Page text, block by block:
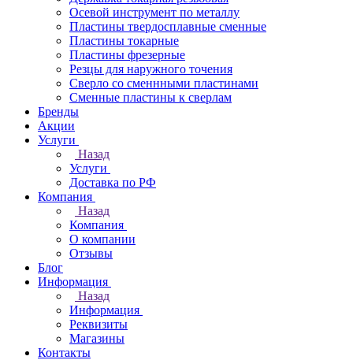
Осевой инструмент по металлу
Пластины твердосплавные сменные
Пластины токарные
Пластины фрезерные
Резцы для наружного точения
Сверло со сменнными пластинами
Сменные пластины к сверлам
Бренды
Акции
Услуги
Назад
Услуги
Доставка по РФ
Компания
Назад
Компания
О компании
Отзывы
Блог
Информация
Назад
Информация
Реквизиты
Магазины
Контакты